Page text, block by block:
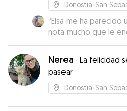
Donostia-San
“Elsa me ha parecido
nota mucho que le
buena vibra que
Estoy segura de que
gusto con ella. Sin
Nerea · La felicidad
pasear
Donostia-San